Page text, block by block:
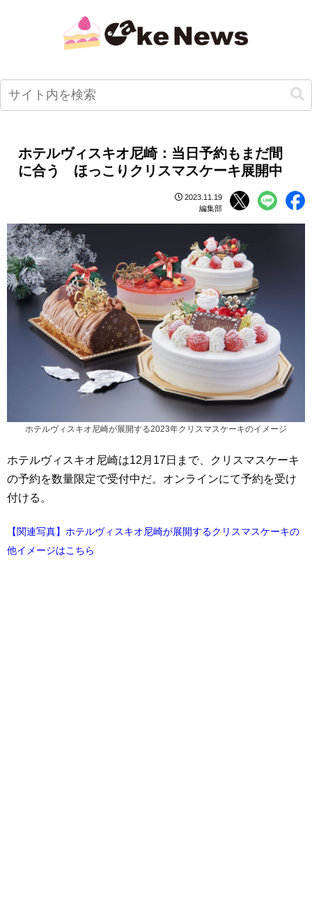
ホテルヴィスキオ尼崎：当日予約もまだ間
に合う ほっこりクリスマスケーキ展開中
2023.11.19
編集部
ホテルヴィスキオ尼崎が展開する2023年クリスマスケーキのイメージ
ホテルヴィスキオ尼崎は12月17日まで、クリスマスケーキ
の予約を数量限定で受付中だ。オンラインにて予約を受け
付ける。
【関連写真】ホテルヴィスキオ尼崎が展開するクリスマスケーキの
他イメージはこちら